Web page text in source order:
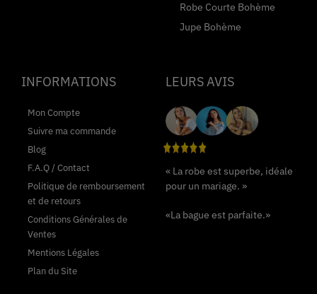
Robe Courte Bohème
Jupe Bohème
INFORMATIONS
Mon Compte
Suivre ma commande
Blog
F.A.Q / Contact
Politique de remboursement
et de retours
Conditions Générales de
Ventes
Mentions Légales
Plan du Site
LEURS AVIS
« La robe est superbe, idéale
pour un mariage. »
«La bague est parfaite.»